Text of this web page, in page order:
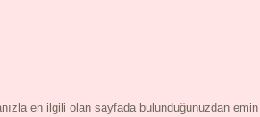
en ilgili olan sayfada bulunduğunuzdan